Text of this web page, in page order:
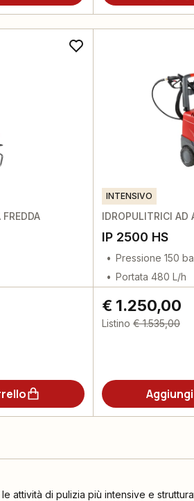
INTENSIVO
IDROPULITRICI AD
IP 2500 HS
Pressione 150
Portata 480 L/h
€ 1.250,00
Listino € 1.535,00
attività di pulizia più intensive e